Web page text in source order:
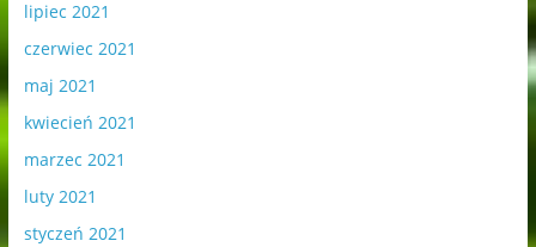
lipiec 2021
czerwiec 2021
maj 2021
kwiecień 2021
marzec 2021
luty 2021
styczeń 2021